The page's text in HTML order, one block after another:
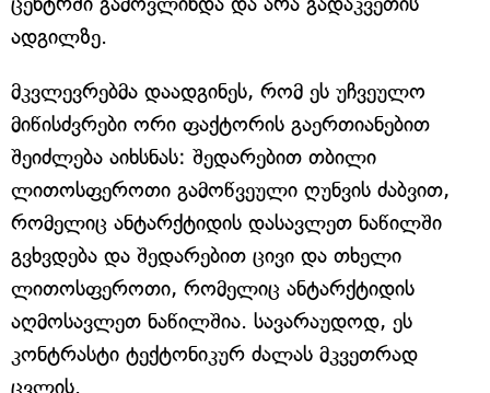
ადგილზე.
მკვლევრებმა დაადგინეს, რომ ეს უჩვეულო
მიწისძვრები ორი ფაქტორის გაერთიანებით
შეიძლება აიხსნას: შედარებით თბილი
ლითოსფეროთი გამოწვეული ღუნვის ძაბვით,
რომელიც ანტარქტიდის დასავლეთ ნაწილში
გვხვდება და შედარებით ცივი და თხელი
ლითოსფეროთი, რომელიც ანტარქტიდის
აღმოსავლეთ ნაწილშია. სავარაუდოდ, ეს
კონტრასტი ტექტონიკურ ძალას მკვეთრად
ცვლის.